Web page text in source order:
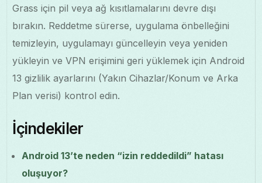
Grass için pil veya ağ kısıtlamalarını devre dışı
bırakın. Reddetme sürerse, uygulama önbelleğini
temizleyin, uygulamayı güncelleyin veya yeniden
yükleyin ve VPN erişimini geri yüklemek için Android
13 gizlilik ayarlarını (Yakın Cihazlar/Konum ve Arka
Plan verisi) kontrol edin.
İçindekiler
Android 13’te neden “izin reddedildi” hatası
oluşuyor?